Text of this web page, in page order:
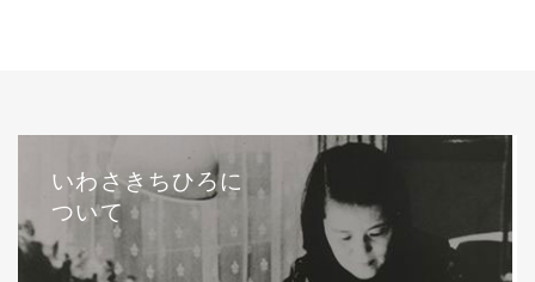
いわさきちひろに
ついて